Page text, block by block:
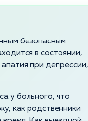
безопасным
в состоянии,
при депрессии,
у больного, что
как родственники